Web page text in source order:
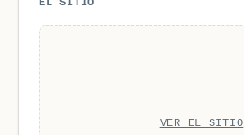
VER EL SITIO